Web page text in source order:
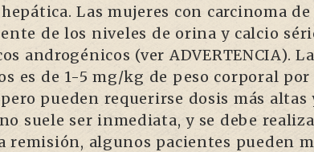
Las mujeres con carcinoma
de los niveles de orina y calcio
androgénicos (ver ADVERTENCIA).
es de 1-5 mg/kg de peso corporal
pueden requerirse dosis más altas
suele ser inmediata, y se debe
remisión, algunos pacientes pueden